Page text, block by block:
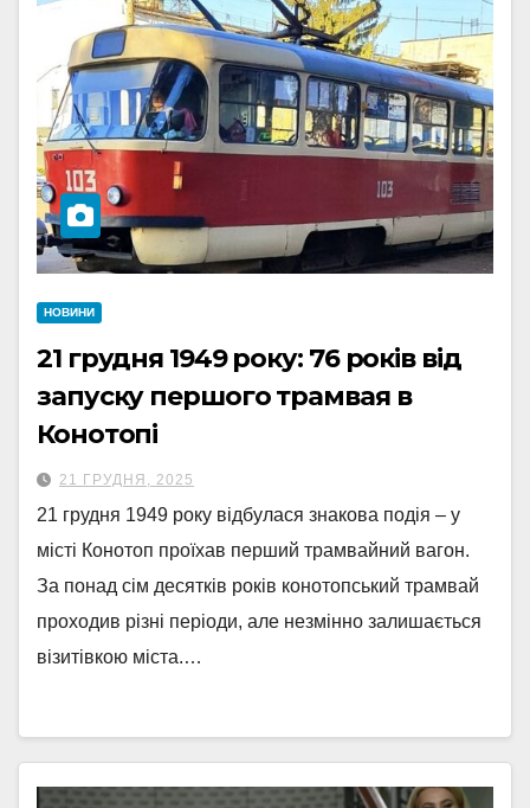
НОВИНИ
21 грудня 1949 року: 76 років від
запуску першого трамвая в
Конотопі
21 ГРУДНЯ, 2025
21 грудня 1949 року відбулася знакова подія – у
місті Конотоп проїхав перший трамвайний вагон.
За понад сім десятків років конотопський трамвай
проходив різні періоди, але незмінно залишається
візитівкою міста.…